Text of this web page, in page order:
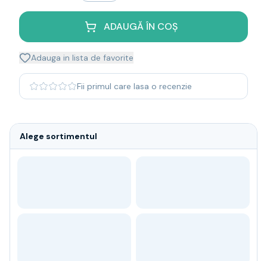
Single malt
Japanese
Blanded Japanese
Canadian
Rom
Vodka
ADAUGĂ ÎN COȘ
Adauga in lista de favorite
Fii primul care lasa o recenzie
Alege sortimentul